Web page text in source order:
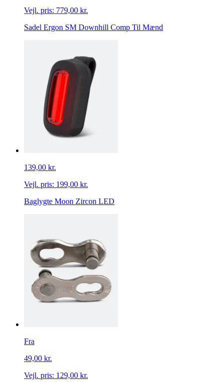
Vejl. pris: 779,00 kr.
Sadel Ergon SM Downhill Comp Til Mænd
139,00 kr.
Vejl. pris: 199,00 kr.
Baglygte Moon Zircon LED
Fra
49,00 kr.
Vejl. pris: 129,00 kr.